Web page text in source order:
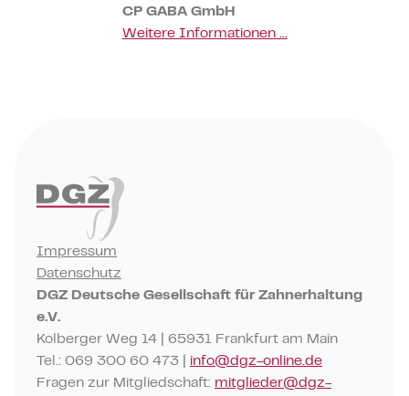
CP GABA GmbH
Weitere Informationen ...
Impressum
Datenschutz
DGZ Deutsche Gesellschaft für Zahnerhaltung
e.V.
Kolberger Weg 14 | 65931 Frankfurt am Main
Tel.: 069 300 60 473 | info@dgz-online.de
Fragen zur Mitgliedschaft: mitglieder@dgz-